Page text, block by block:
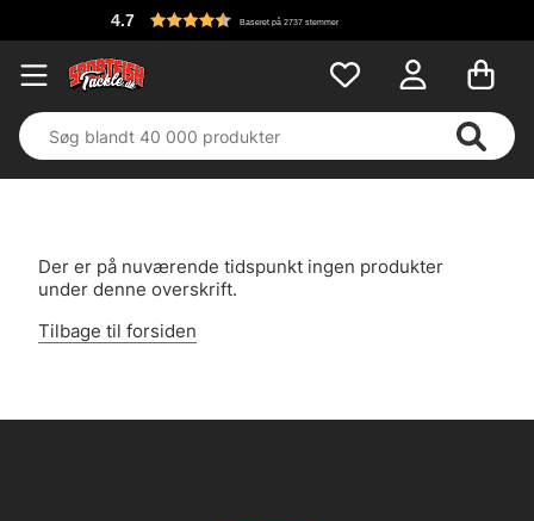
4.7 Baseret på 2737 stemmer
Der er på nuværende tidspunkt ingen produkter
under denne overskrift.
Tilbage til forsiden